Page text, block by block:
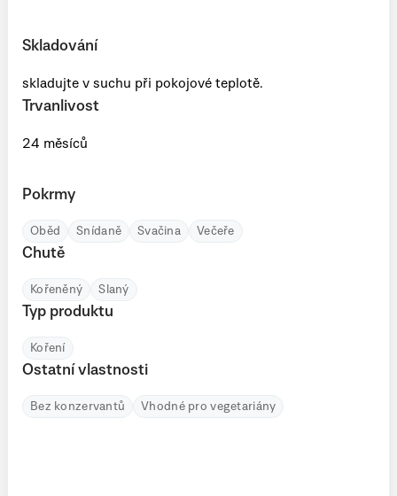
Skladování
skladujte v suchu při pokojové teplotě.
Trvanlivost
24 měsíců
Pokrmy
Oběd Snídaně Svačina Večeře
Chutě
Kořeněný Slaný
Typ produktu
Koření
Ostatní vlastnosti
Bez konzervantů Vhodné pro vegetariány